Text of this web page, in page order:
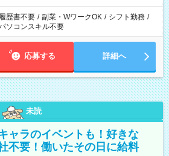
履歴書不要 / 副業・WワークOK / シフト勤務 /
ソコンスキル不要
応募する 詳細へ
未読
ャラのイベントも！好きな
不要！働いたその日に給料